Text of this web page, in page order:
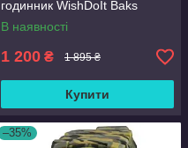
годинник WishDoIt Baks
В наявності
1 200 ₴ 1 895 ₴
Купити
–35%